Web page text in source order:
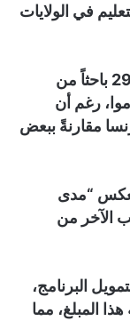
في الولايات
وأوضحت جامعة “إيكس مرسيليا”، أن 298 باحثاً من
رغم أن
مقارنةً ببعض
يعكس “مدى
الآخر من
يورو لتمويل البرنامج،
المبلغ، مما